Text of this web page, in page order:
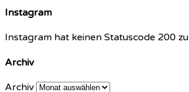
Instagram
Instagram hat keinen Statuscode 200
Archiv
Archiv